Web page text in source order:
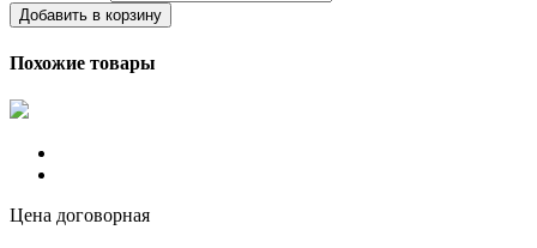
Добавить в корзину
Похожие товары
Цена договорная